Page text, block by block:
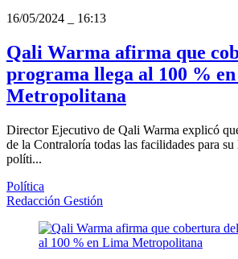
16/05/2024
16:13
Qali Warma afirma que
programa llega al 100 %
Metropolitana
Director Ejecutivo de Qali Warma explicó
de la Contraloría todas las facilidades para
políti...
Política
Redacción Gestión